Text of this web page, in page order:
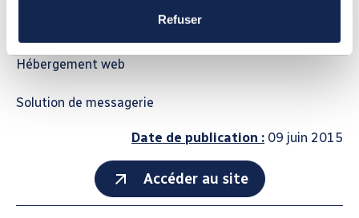
Refuser
Gestion de contenu avec le CMS Kagency
Hébergement web
Solution de messagerie
Date de publication : 09 juin 2015
Accéder au site